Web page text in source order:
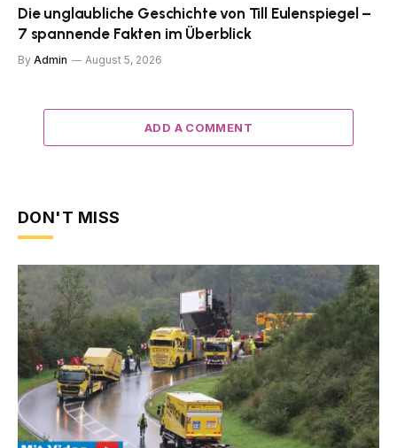
Die unglaubliche Geschichte von Till Eulenspiegel –
7 spannende Fakten im Überblick
By Admin August 5, 2026
ADD A COMMENT
DON'T MISS